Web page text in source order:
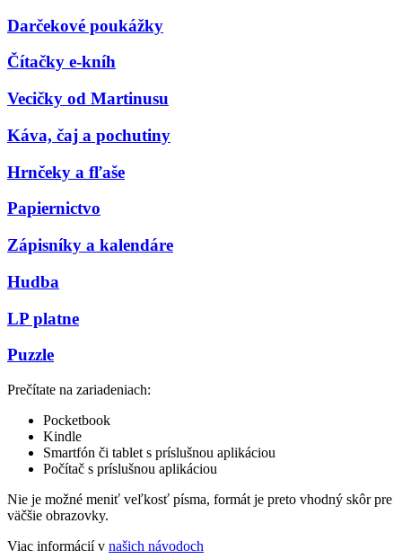
Darčekové poukážky
Čítačky e-kníh
Vecičky od Martinusu
Káva, čaj a pochutiny
Hrnčeky a fľaše
Papiernictvo
Zápisníky a kalendáre
Hudba
LP platne
Puzzle
Prečítate na zariadeniach:
Pocketbook
Kindle
Smartfón či tablet s príslušnou aplikáciou
Počítač s príslušnou aplikáciou
Nie je možné meniť veľkosť písma, formát je preto vhodný skôr pre
väčšie obrazovky.
Viac informácií v našich návodoch